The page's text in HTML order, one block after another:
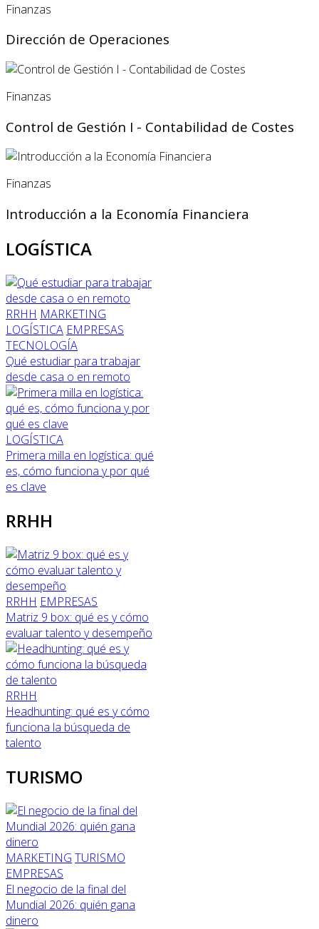
Finanzas
Dirección de Operaciones
Finanzas
Control de Gestión I - Contabilidad de Costes
Finanzas
Introducción a la Economía Financiera
LOGÍSTICA
RRHH MARKETING
LOGÍSTICA EMPRESAS
TECNOLOGÍA
Qué estudiar para trabajar
desde casa o en remoto
LOGÍSTICA
Primera milla en logística: qué
es, cómo funciona y por qué
es clave
RRHH
RRHH EMPRESAS
Matriz 9 box: qué es y cómo
evaluar talento y desempeño
RRHH
Headhunting: qué es y cómo
funciona la búsqueda de
talento
TURISMO
MARKETING TURISMO
EMPRESAS
El negocio de la final del
Mundial 2026: quién gana
dinero